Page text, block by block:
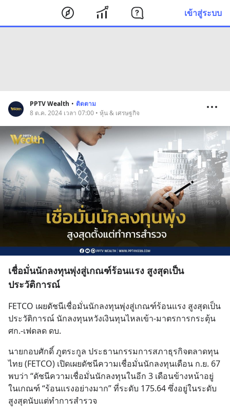
เข้าสู่ระบบ
PPTV Wealth • ติดตาม
8 ต.ค. 2024 เวลา 07:00 • หุ้น & เศรษฐกิจ
เชื่อมั่นนักลงทุนพุ่งสู่เกณฑ์ร้อนแรง สูงสุดเป็น
ประวัติการณ์
FETCO เผยดัชนีเชื่อมั่นนักลงทุนพุ่งสู่เกณฑ์ร้อนแรง สูงสุดเป็น
ประวัติการณ์ นักลงทุนหวังเงินทุนไหลเข้า-มาตรการกระตุ้น
ศก.-เฟดลด ดบ.
นายกอบศักดิ์ ภูตระกูล ประธานกรรมการสภาธุรกิจตลาดทุน
ไทย (FETCO) เปิดเผยดัชนีความเชื่อมั่นนักลงทุนเดือน ก.ย. 67
พบว่า “ดัชนีความเชื่อมั่นนักลงทุนในอีก 3 เดือนข้างหน้าอยู่
ในเกณฑ์ “ร้อนแรงอย่างมาก” ที่ระดับ 175.64 ซึ่งอยู่ในระดับ
สูงสุดนับแต่ทำการสำรวจ